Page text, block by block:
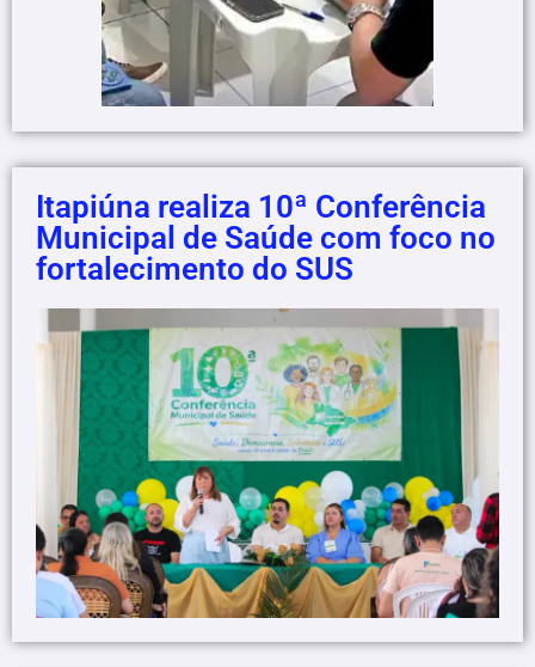
Itapiúna realiza 10ª Conferência
Municipal de Saúde com foco no
fortalecimento do SUS